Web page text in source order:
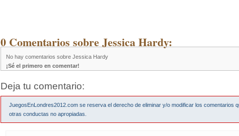
0 Comentarios sobre Jessica Hardy:
No hay comentarios sobre Jessica Hardy
¡Sé el primero en comentar!
Deja tu comentario:
JuegosEnLondres2012.com se reserva el derecho de eliminar y/o modificar los comentarios
otras conductas no apropiadas.